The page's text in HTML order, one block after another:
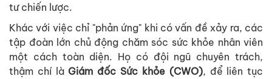
tư chiến lược.
Khác với việc chỉ "phản ứng" khi có vấn đề xảy ra, các
tập đoàn ớn chủ động chăm sóc sức khỏe nhân viên
một cách toàn diện. Họ có đội ngũ chuyên trách,
thậm chí là Giám đốc Sức khỏe(CWO), để liên tục